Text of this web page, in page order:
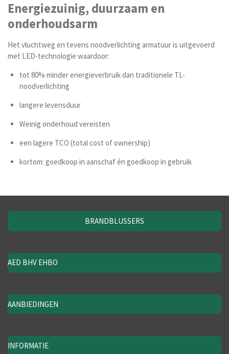
Energiezuinig, duurzaam en
onderhoudsarm
Het vluchtweg en tevens noodverlichting armatuur is uitgevoerd
met LED-technologie waardoor:
tot 80% minder energieverbruik dan traditionele TL-
noodverlichting
langere levensduur
Weinig onderhoud vereisten
een lagere TCO (total cost of ownership)
kortom: goedkoop in aanschaf én goedkoop in gebruik
BRANDBLUSSERS
AED BHV EHBO
AANBIEDINGEN
INFORMATIE